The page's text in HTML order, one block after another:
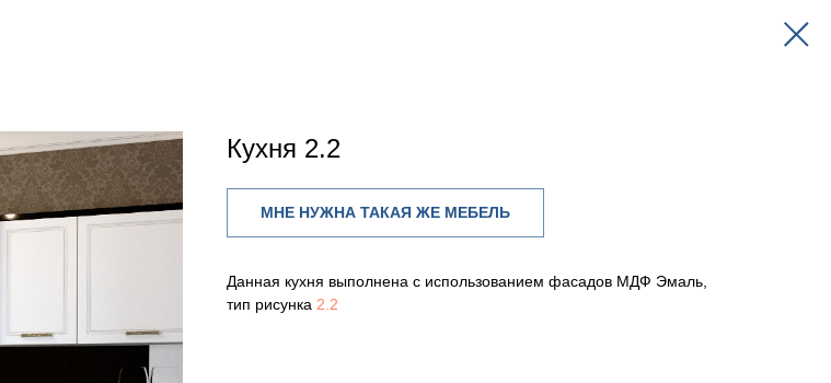
Кухня 2.2
МНЕ НУЖНА ТАКАЯ ЖЕ МЕБЕЛЬ
Данная кухня выполнена с использованием фасадов МДФ Эмаль,
тип рисунка 2.2